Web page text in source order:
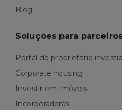
Blog
Soluções para
Portal do proprietário
Corporate housing
Investir em imóveis
Incorporadoras